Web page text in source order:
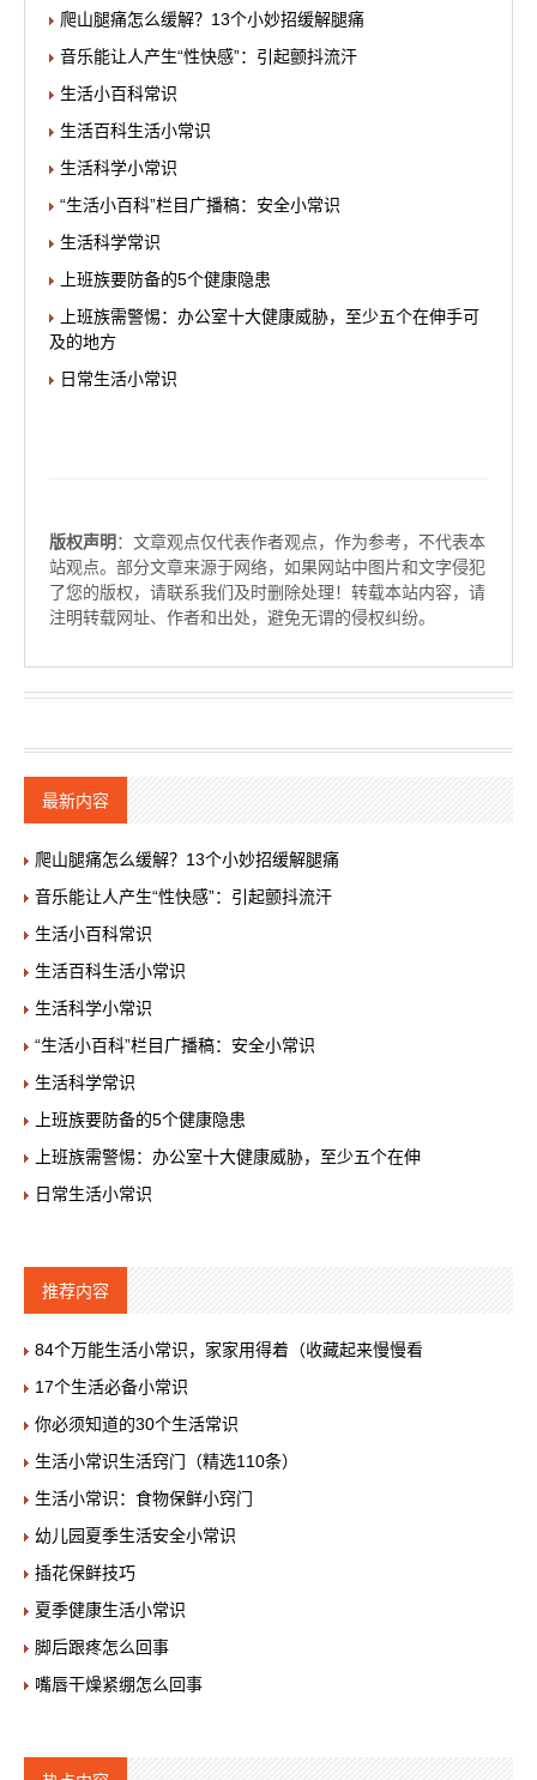
爬山腿痛怎么缓解？13个小妙招缓解腿痛
音乐能让人产生“性快感”：引起颤抖流汗
生活小百科常识
生活百科生活小常识
生活科学小常识
“生活小百科”栏目广播稿：安全小常识
生活科学常识
上班族要防备的5个健康隐患
上班族需警惕：办公室十大健康威胁，至少五个在伸手可
及的地方
日常生活小常识
版权声明 ：文章观点仅代表作者观点，作为参考，不代表本
站观点。部分文章来源于网络，如果网站中图片和文字侵犯
了您的版权，请联系我们及时删除处理！转载本站内容，请
注明转载网址、作者和出处，避免无谓的侵权纠纷。
最新内容
爬山腿痛怎么缓解？13个小妙招缓解腿痛
音乐能让人产生“性快感”：引起颤抖流汗
生活小百科常识
生活百科生活小常识
生活科学小常识
“生活小百科”栏目广播稿：安全小常识
生活科学常识
上班族要防备的5个健康隐患
上班族需警惕：办公室十大健康威胁，至少五个在伸
日常生活小常识
推荐内容
84个万能生活小常识，家家用得着（收藏起来慢慢看
17个生活必备小常识
你必须知道的30个生活常识
生活小常识生活窍门（精选110条）
生活小常识：食物保鲜小窍门
幼儿园夏季生活安全小常识
插花保鲜技巧
夏季健康生活小常识
脚后跟疼怎么回事
嘴唇干燥紧绷怎么回事